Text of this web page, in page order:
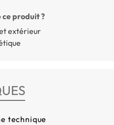
ce produit ?
extérieur
technique